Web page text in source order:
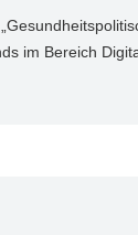
im Bereich